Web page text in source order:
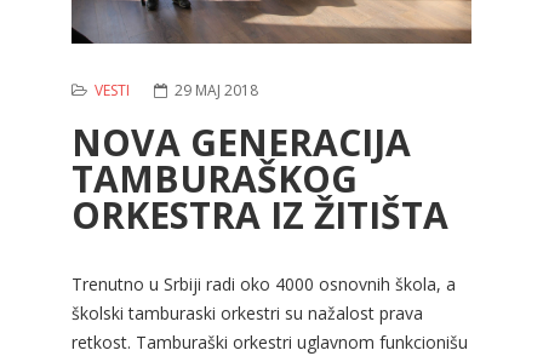
VESTI 29 MAJ 2018
NOVA GENERACIJA
TAMBURAŠKOG
ORKESTRA IZ ŽITIŠTA
Trenutno u Srbiji radi oko 4000 osnovnih škola, a
školski tamburaski orkestri su nažalost prava
retkost. Tamburaški orkestri uglavnom funkcionišu